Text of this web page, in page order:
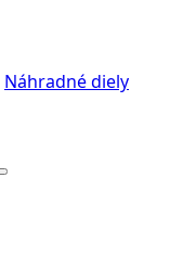
Náhradné diely